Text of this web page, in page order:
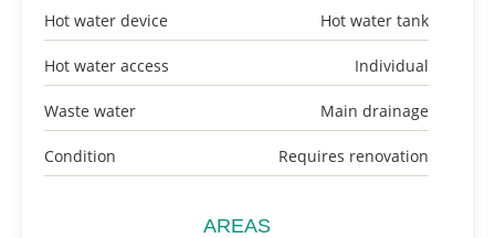
Hot water device Hot water tank
Hot water access Individual
Waste water Main drainage
Condition Requires renovation
AREAS